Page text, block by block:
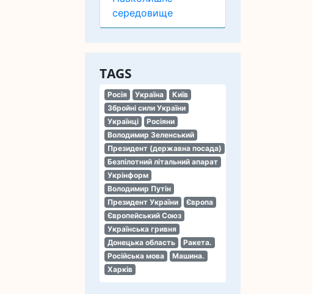
середовище
TAGS
Росія Україна
Київ
Збройні сили України
Українці
Росіяни
Володимир Зеленський
Президент (державна посада)
Безпілотний літальний апарат
Укрінформ
Володимир Путін
Президент України
Європа
Європейський Союз
Українська гривня
Донецька область
Ракета.
Російська мова
Машина.
Харків